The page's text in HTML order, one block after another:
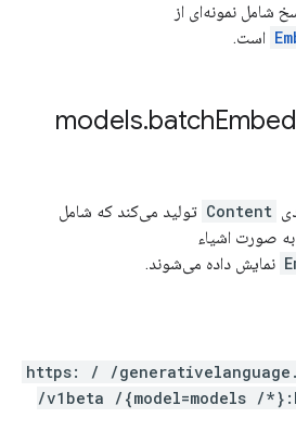
شامل نمونه‌ای از
است.
.batchEmbed
Content تولید می‌کند که شامل
صورت اشیاء
نمایش داده می‌شوند.
https: / /
/v1beta /{model=models /